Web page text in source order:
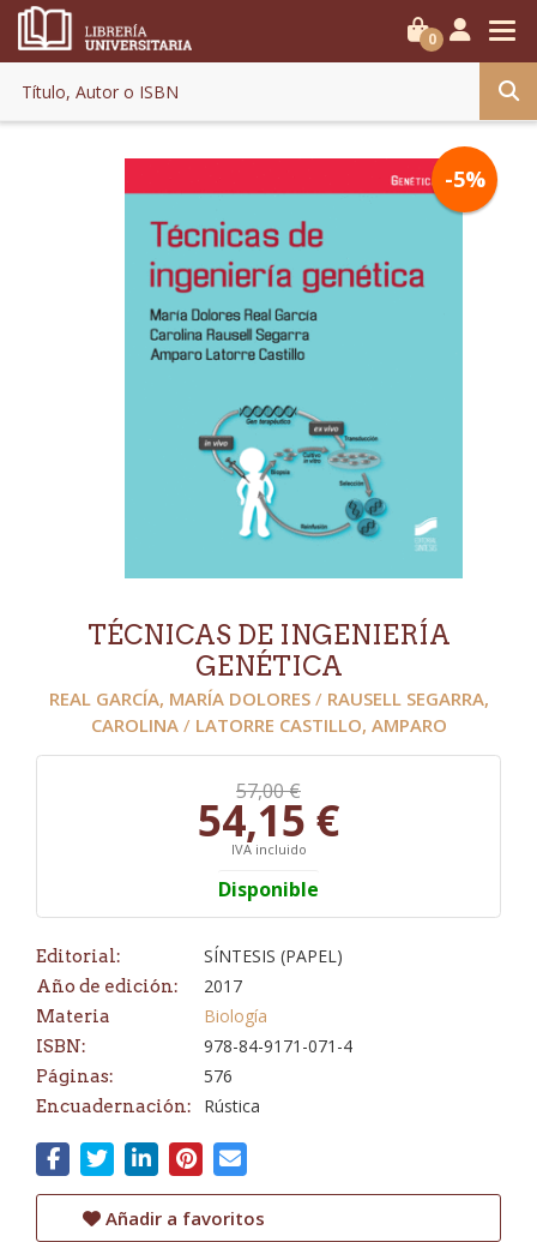
0
-5%
TÉCNICAS DE INGENIERÍA
GENÉTICA
REAL GARCÍA, MARÍA DOLORES/ RAUSELL SEGARRA,
CAROLINA/ LATORRE CASTILLO, AMPARO
57,00 €
54,15 €
IVA incluido
Disponible
Editorial: SÍNTESIS (PAPEL)
Año de edición: 2017
Materia Biología
ISBN: 978-84-9171-071-4
Páginas: 576
Encuadernación: Rústica
Añadir a favoritos